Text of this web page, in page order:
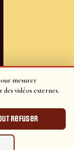
mesurer
vidéos externes.
refuser